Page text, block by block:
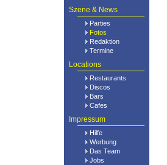
Szene & News
Parties
Fotos
Redaktion
Termine
Locations
Restaurants
Discos
Bars
Cafes
Impressum
Hilfe
Werbung
Das Team
Jobs